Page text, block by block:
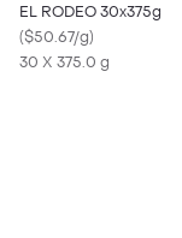
EL RODEO 30x375g
($50.67/g)
30 X 375.0 g